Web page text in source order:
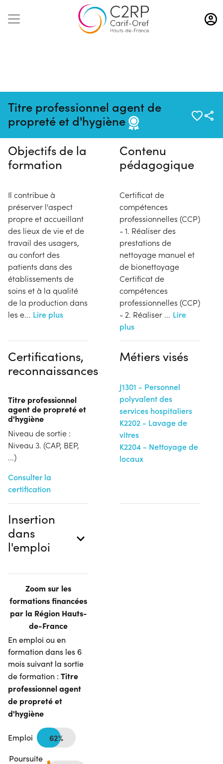
Aller
au
contenu
Titre professionnel agent de
propreté et d'hygiène
Pas de session programmée en
ce moment
Objectifs de la
formation
Il contribue à
préserver l'aspect
propre et accueillant
des lieux de vie et de
travail des usagers,
au confort des
patients dans des
établissements de
soins et à la qualité
de la production dans
les e... Lire plus
Contenu
pédagogique
Certificat de
compétences
professionnelles (CCP)
- 1. Réaliser des
prestations de
nettoyage manuel et
de bionettoyage
Certificat de
compétences
professionnelles (CCP)
- 2. Réaliser ... Lire
plus
Certifications,
reconnaissances
Titre professionnel
agent de propreté et
d'hygiène
Niveau de sortie :
Niveau 3. (CAP, BEP,
...)
Consulter la
certification
Métiers visés
J1301 - Personnel
polyvalent des
services hospitaliers
K2202 - Lavage de
vitres
K2204 - Nettoyage de
locaux
Insertion
dans
l'emploi
Zoom sur les
formations financées
par la Région Hauts-
de-France
En emploi ou en
formation dans les 6
mois suivant la sortie
de formation : Titre
professionnel agent
de propreté et
d'hygiène
Emploi 62%
Poursuite